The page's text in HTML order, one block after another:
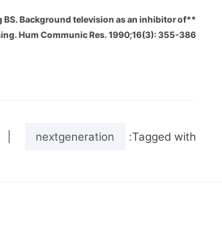
BS. Background television as an inhibitor of
Hum Communic Res. 1990;16(3): 355-386.
Tagged with:
nextgeneration